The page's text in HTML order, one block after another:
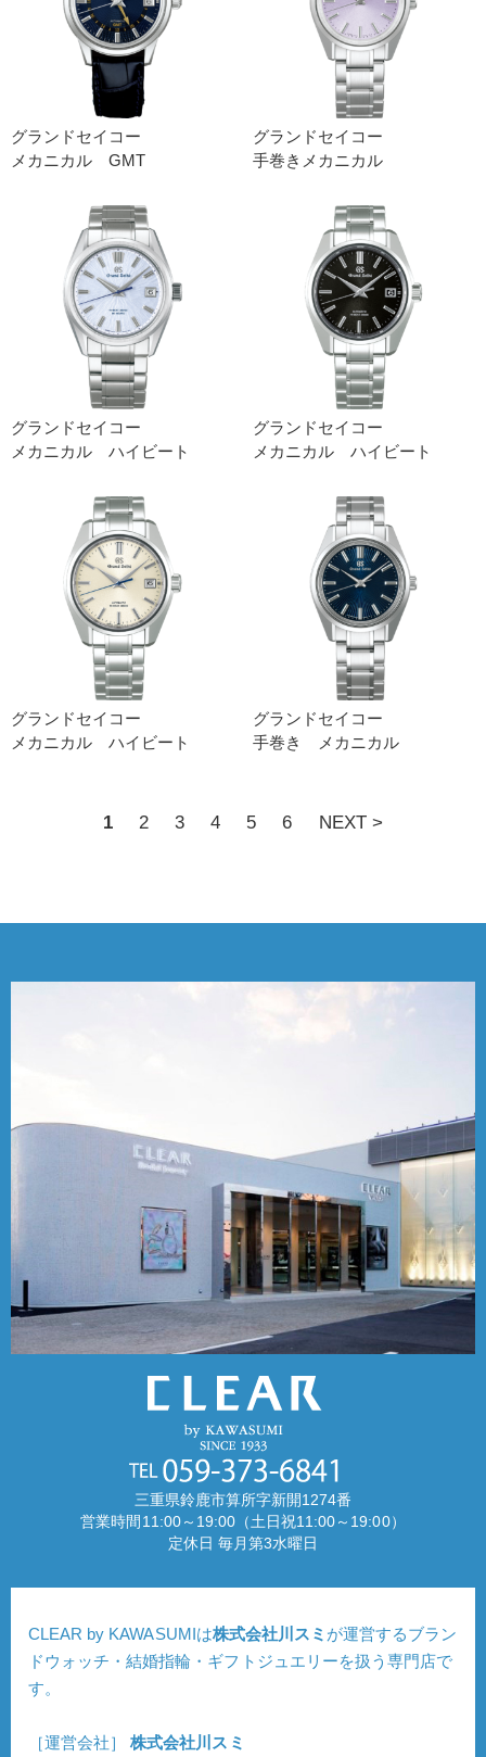
グランドセイコー
メカニカル GMT
グランドセイコー
手巻きメカニカル
グランドセイコー
メカニカル ハイビート
グランドセイコー
メカニカル ハイビート
グランドセイコー
メカニカル ハイビート
グランドセイコー
手巻き メカニカル
1 2 3 4 5 6 NEXT >
三重県鈴鹿市算所字新開1274番
営業時間11:00～19:00（土日祝11:00～19:00）
定休日 毎月第3水曜日
CLEAR by KAWASUMIは株式会社川スミ が運営するブラン
ドウォッチ・結婚指輪・ギフトジュエリーを扱う専門店で
す。
［運営会社］株式会社川スミ